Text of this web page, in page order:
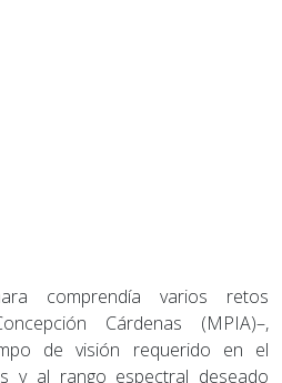
comprendía varios retos
Cárdenas (MPIA)–,
de visión requerido en el
y al rango espectral deseado